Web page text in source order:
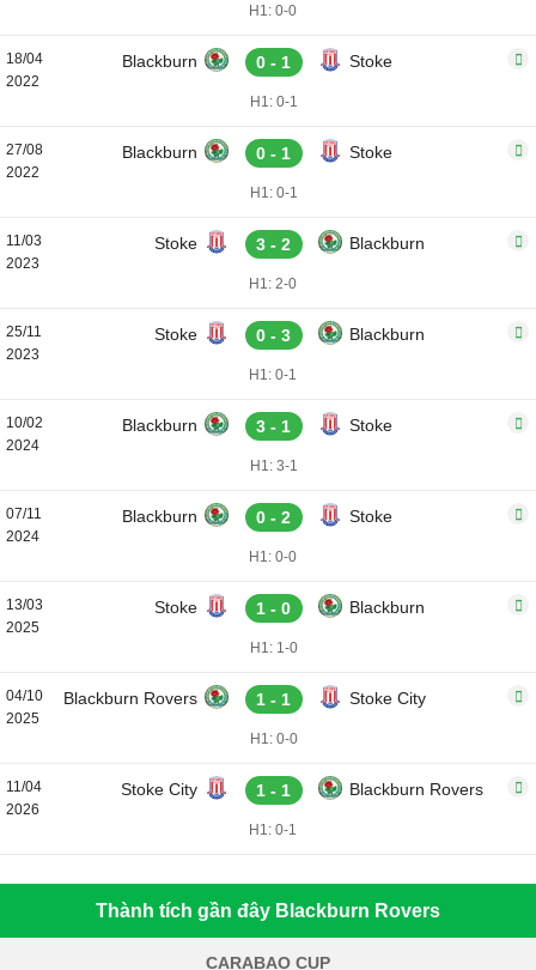
H1: 0-0
18/04
2022
Blackburn 0 - 1 Stoke
H1: 0-1
27/08
2022
Blackburn 0 - 1 Stoke
H1: 0-1
11/03
2023
Stoke 3 - 2 Blackburn
H1: 2-0
25/11
2023
Stoke 0 - 3 Blackburn
H1: 0-1
10/02
2024
Blackburn 3 - 1 Stoke
H1: 3-1
07/11
2024
Blackburn 0 - 2 Stoke
H1: 0-0
13/03
2025
Stoke 1 - 0 Blackburn
H1: 1-0
04/10
2025
Blackburn Rovers 1 - 1 Stoke City
H1: 0-0
11/04
2026
Stoke City 1 - 1 Blackburn Rovers
H1: 0-1
Thành tích gần đây Blackburn Rovers
CARABAO CUP